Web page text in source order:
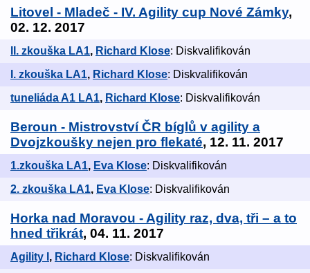
Litovel - Mladeč - IV. Agility cup Nové Zámky,
02. 12. 2017
II. zkouška LA1, Richard Klose: Diskvalifikován
I. zkouška LA1, Richard Klose: Diskvalifikován
tuneliáda A1 LA1, Richard Klose: Diskvalifikován
Beroun - Mistrovství ČR bíglů v agility a
Dvojzkoušky nejen pro flekaté, 12. 11. 2017
1.zkouška LA1, Eva Klose: Diskvalifikován
2. zkouška LA1, Eva Klose: Diskvalifikován
Horka nad Moravou - Agility raz, dva, tři – a to
hned třikrát, 04. 11. 2017
Agility I , Richard Klose: Diskvalifikován